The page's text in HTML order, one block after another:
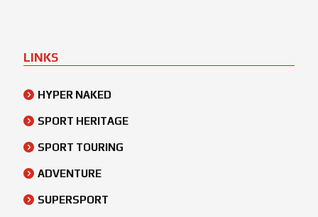
LINKS
HYPER NAKED
SPORT HERITAGE
SPORT TOURING
ADVENTURE
SUPERSPORT